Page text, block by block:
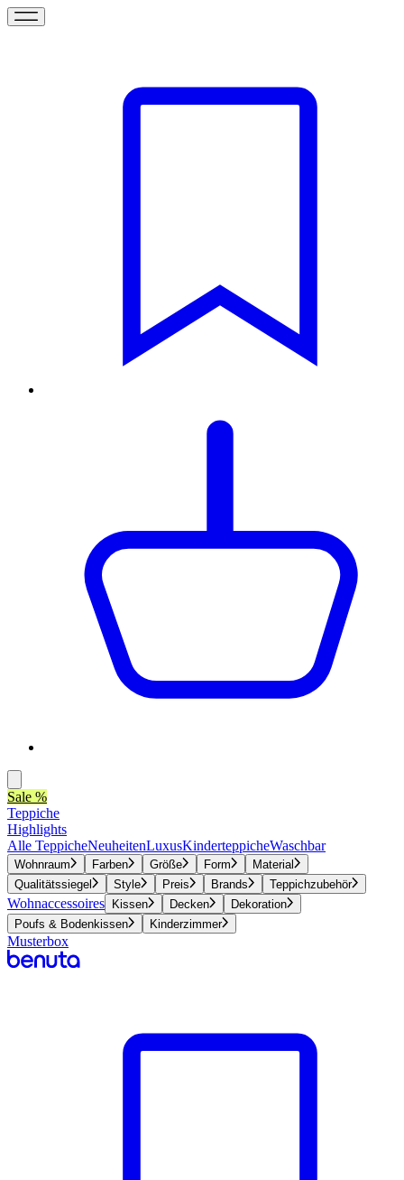
Sale %
Teppiche
Highlights
Alle TeppicheNeuheitenLuxusKinderteppicheWaschbar
Wohnraum Farben Größe Form
Material
Qualitätssiegel
Style Preis Brands Teppichzubehör
Wohnaccessoires Kissen Decken
Dekoration
Poufs & Bodenkissen
Kinderzimmer
Musterbox